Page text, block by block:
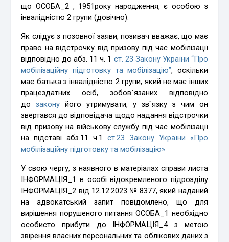
що ОСОБА_2 , 1951року народження, є особою з
інвалідністю 2 групи (довічно).
Як слідує з позовної заяви, позивач вважає, що має
право на відстрочку від призову під час мобілізації
відповідно до абз. 11 ч. 1 ст. 23 Закону України “Про
мобілізаційну підготовку та мобілізацію”, оскільки
має батька з інвалідністю 2 групи, який не має інших
працездатних осіб, зобов`язаних відповідно
дозакону його утримувати, у зв`язку з чим он
звертався до відповідача щодо надання відстрочки
від призову на військову службу під час мобілізації
на підставі абз.11 ч.1 ст.23 Закону України «Про
мобілізаційну підготовку та мобілізацію»
У свою чергу, з наявного в матеріалах справи листа
ІНФОРМАЦІЯ_1 в особі відокремленого підрозділу
ІНФОРМАЦІЯ_2 від 12.12.2023 № 8377, який наданий
на адвокатський запит повідомлено, що для
вирішення порушеного питання ОСОБА_1 необхідно
особисто прибути до ІНФОРМАЦІЯ_4 з метою
звірення власних персональних та облікових даних з